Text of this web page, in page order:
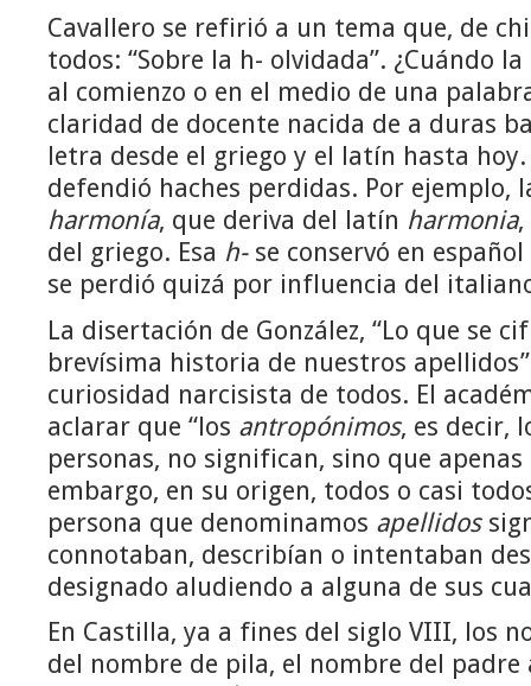
Cavallero se refirió a un tema que, de
todos: “Sobre la h- olvidada”. ¿Cuándo
al comienzo o en el medio de una
claridad de docente nacida de a duras
letra desde el griego y el latín hasta hoy.
defendió haches perdidas. Por ejemplo,
harmonía, que deriva del latín harmonia,
del griego. Esa h-se conservó en
se perdió quizá por influencia del
La disertación de González, “Lo que se
brevísima historia de nuestros
curiosidad narcisista de todos. El
aclarar que “los antropónimos, es decir,
personas, no significan, sino que apenas
embargo, en su origen, todos o casi
persona que denominamos apellidos
connotaban, describían o intentaban
designado aludiendo a alguna de sus
En Castilla, ya a fines del siglo VIII, los
del nombre de pila, el nombre del padre